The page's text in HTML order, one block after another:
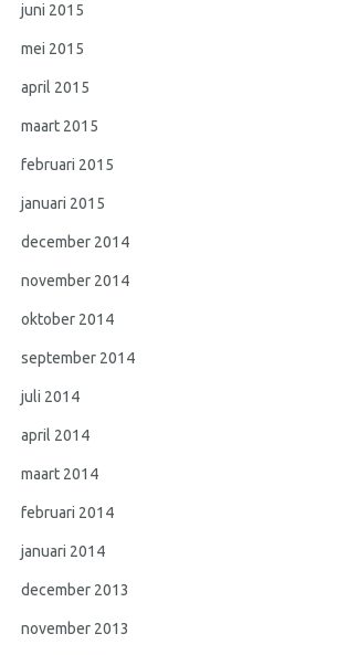
juni 2015
mei 2015
april 2015
maart 2015
februari 2015
januari 2015
december 2014
november 2014
oktober 2014
september 2014
juli 2014
april 2014
maart 2014
februari 2014
januari 2014
december 2013
november 2013